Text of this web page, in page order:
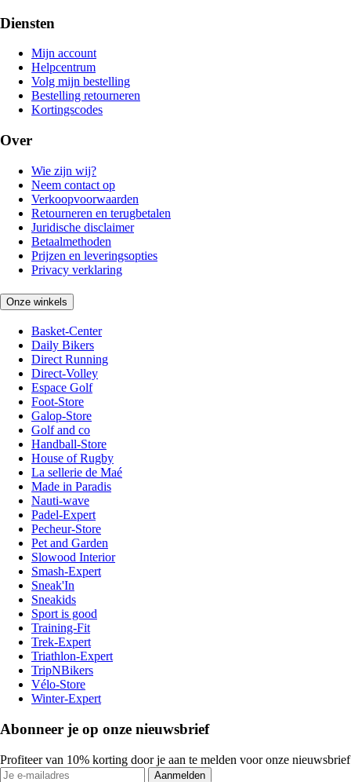
Diensten
Mijn account
Helpcentrum
Volg mijn bestelling
Bestelling retourneren
Kortingscodes
Over
Wie zijn wij?
Neem contact op
Verkoopvoorwaarden
Retourneren en terugbetalen
Juridische disclaimer
Betaalmethoden
Prijzen en leveringsopties
Privacy verklaring
Onze winkels
Basket-Center
Daily Bikers
Direct Running
Direct-Volley
Espace Golf
Foot-Store
Galop-Store
Golf and co
Handball-Store
House of Rugby
La sellerie de Maé
Made in Paradis
Nauti-wave
Padel-Expert
Pecheur-Store
Pet and Garden
Slowood Interior
Smash-Expert
Sneak'In
Sneakids
Sport is good
Training-Fit
Trek-Expert
Triathlon-Expert
TripNBikers
Vélo-Store
Winter-Expert
Abonneer je op onze nieuwsbrief
Profiteer van 10% korting door je aan te melden voor onze nieuwsbrief
Aanmelden